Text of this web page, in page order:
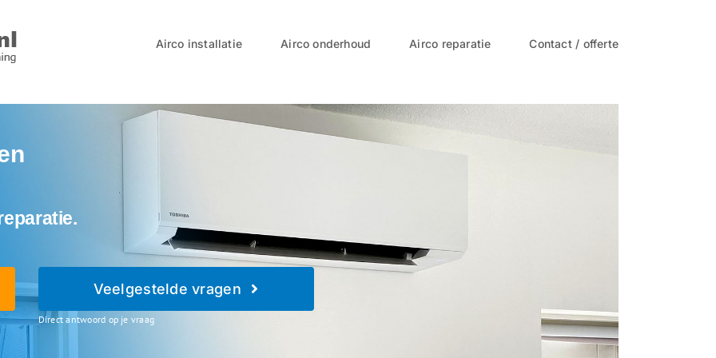
Airco installatie Airco onderhoud Airco reparatie Contact / offerte
Veelgestelde vragen
Direct antwoord op je vraag